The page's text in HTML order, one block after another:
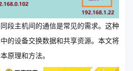
段主机间的通信是常见的需求。这种
的设备交换数据和共享资源。本文将
原理和方法。